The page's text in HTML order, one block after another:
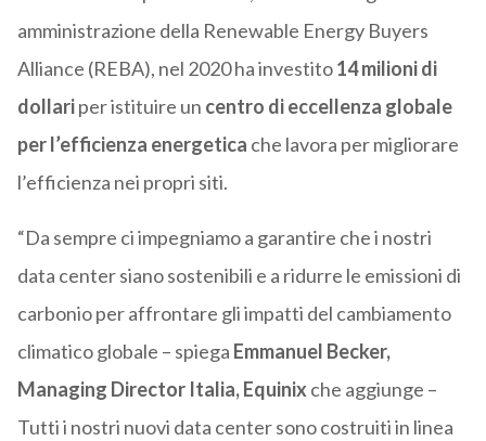
amministrazione della Renewable Energy Buyers
Alliance (REBA), nel 2020 ha investito14 milioni di
dollariper istituire un centro di eccellenza globale
per l’efficienza energetica che lavora per migliorare
l’efficienza nei propri siti.
“Da sempre ci impegniamo a garantire che i nostri
data center siano sostenibili e a ridurre le emissioni di
carbonio per affrontare gli impatti del cambiamento
climatico globale – spiega Emmanuel Becker,
Managing Director Italia, Equinixche aggiunge –
Tutti i nostri nuovi data center sono costruiti in linea